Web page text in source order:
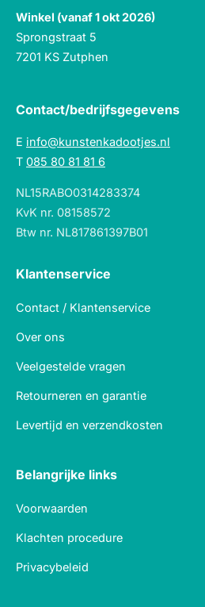
Winkel (vanaf 1 okt 2026)
Sprongstraat 5
7201 KS Zutphen
Contact/bedrijfsgegevens
E info@kunstenkadootjes.nl
T 085 80 81 81 6
NL15RABO0314283374
KvK nr. 08158572
Btw nr. NL817861397B01
Klantenservice
Contact / Klantenservice
Over ons
Veelgestelde vragen
Retourneren en garantie
Levertijd en verzendkosten
Belangrijke links
Voorwaarden
Klachten procedure
Privacybeleid